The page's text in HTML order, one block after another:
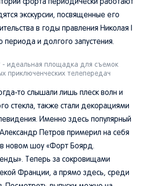
форта периодически работают
экскурсии, посвященные его
в годы правления Николая I
периода и долгого запустения.
- идеальная площадка для съемок
приключенческих телепередач
то слышали лишь плеск волн и
стекла, также стали декорациями
Именно здесь популярный
Александр Петров примерил на себя
новом шоу «Форт Боярд.
Теперь за сокровищами
Франции, а прямо здесь, среди